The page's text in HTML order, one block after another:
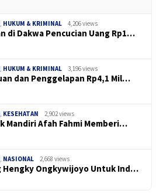
HUKUM & KRIMINAL 4,206 views
di Dakwa Pencucian Uang Rp1…
HUKUM & KRIMINAL 3,196 views
dan Penggelapan Rp4,1 Mil…
KESEHATAN 2,902 views
Mandiri Afah Fahmi Memberi…
NASIONAL 2,668 views
Hengky Ongkywijoyo Untuk Ind…